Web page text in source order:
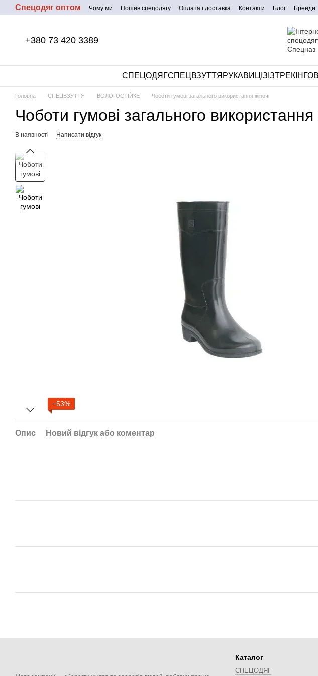
Перейти до основного контенту
Спецодяг оптом Чому ми Пошив спецодягу Оплата і доставка Контакти Блог Бренди
+380 73 420 3389
СПЕЦОДЯГСПЕЦВЗУТТЯ РУКАВИЦІ ЗІЗ
Головна СПЕЦВЗУТТЯ ВОЛОГОСТІЙКЕ Чоботи гумові загального використання жіночі
Чоботи гумові загального використання
В наявності Написати відгук
−53%
Опис Новий відгук або коментар
Каталог
СПЕЦОДЯГ